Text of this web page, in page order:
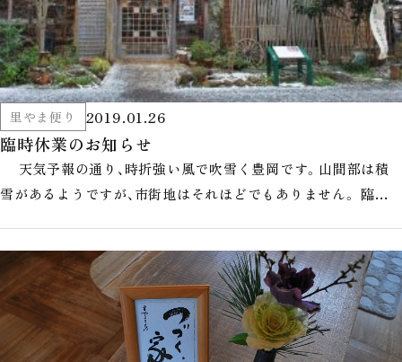
里やま便り 2019.01.26
臨時休業のお知らせ
天気予報の通り、時折強い風で吹雪く豊岡です。山間部は積
雪があるようですが、市街地はそれほどでもありません。 臨時